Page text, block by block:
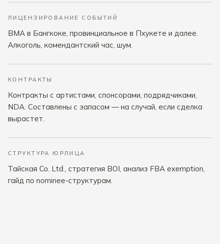
ЛИЦЕНЗИРОВАНИЕ СОБЫТИЙ
BMA в Бангкоке, провинциальное в Пхукете и далее.
Алкоголь, комендантский час, шум.
КОНТРАКТЫ
Контракты с артистами, спонсорами, подрядчиками,
NDA. Составлены с запасом — на случай, если сделка
вырастет.
СТРУКТУРА ЮРЛИЦА
Тайская Co. Ltd., стратегия BOI, анализ FBA exemption,
гайд по nominee-структурам.